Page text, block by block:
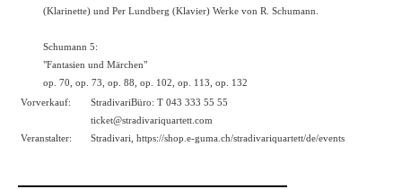
(Klarinette) und Per Lundberg (Klavier) Werke von R. Schumann.
Schumann 5:
"Fantasien und Märchen"
op. 70, op. 73, op. 88, op. 102, op. 113, op. 132
Vorverkauf:
StradivariBüro: T 043 333 55 55
ticket@stradivariquartett.com
Veranstalter:
Stradivari, https://shop.e-guma.ch/stradivariquartett/de/events